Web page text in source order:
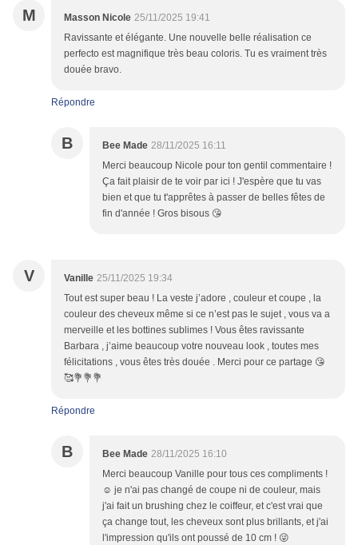
M Masson Nicole 25/11/2025 19:41
Ravissante et élégante. Une nouvelle belle réalisation ce
perfecto est magnifique très beau coloris. Tu es vraiment très
douée bravo.
Répondre
B Bee Made 28/11/2025 16:11
Merci beaucoup Nicole pour ton gentil commentaire !
Ça fait plaisir de te voir par ici ! J'espère que tu vas
bien et que tu t'apprêtes à passer de belles fêtes de
fin d'année ! Gros bisous 😘
V Vanille 25/11/2025 19:34
Tout est super beau ! La veste j’adore , couleur et coupe , la
couleur des cheveux même si ce n’est pas le sujet , vous va a
merveille et les bottines sublimes ! Vous êtes ravissante
Barbara , j’aime beaucoup votre nouveau look , toutes mes
félicitations , vous êtes très douée . Merci pour ce partage 😘
🥰💐💐💐
Répondre
B Bee Made 28/11/2025 16:10
Merci beaucoup Vanille pour tous ces compliments !
☺️ je n'ai pas changé de coupe ni de couleur, mais
j'ai fait un brushing chez le coiffeur, et c'est vrai que
ça change tout, les cheveux sont plus brillants, et j'ai
l'impression qu'ils ont poussé de 10 cm ! 😜